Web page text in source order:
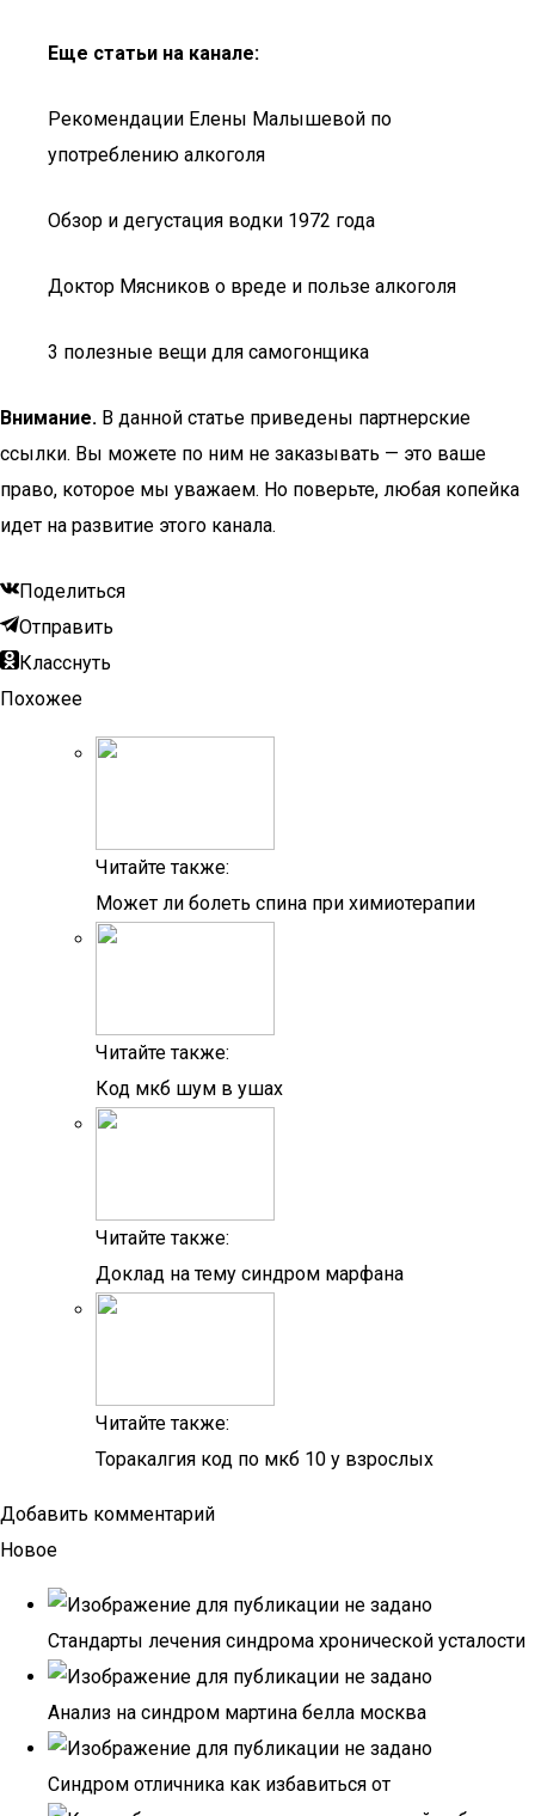
Еще статьи на канале:
Рекомендации Елены Малышевой по
употреблению алкоголя
Обзор и дегустация водки 1972 года
Доктор Мясников о вреде и пользе алкоголя
3 полезные вещи для самогонщика
Внимание. В данной статье приведены партнерские
ссылки. Вы можете по ним не заказывать — это ваше
право, которое мы уважаем. Но поверьте, любая копейка
идет на развитие этого канала.
Поделиться
Отправить
Класснуть
Похожее
Читайте также:
Может ли болеть спина при химиотерапии
Читайте также:
Код мкб шум в ушах
Читайте также:
Доклад на тему синдром марфана
Читайте также:
Торакалгия код по мкб 10 у взрослых
Добавить комментарий
Новое
Стандарты лечения синдрома хронической усталости
Анализ на синдром мартина белла москва
Синдром отличника как избавиться от